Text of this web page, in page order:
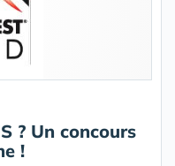
? Un concours
!